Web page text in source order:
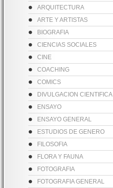
ARQUITECTURA
ARTE Y ARTISTAS
BIOGRAFIA
CIENCIAS SOCIALES
CINE
COACHING
COMICS
DIVULGACION CIENTIFICA
ENSAYO
ENSAYO GENERAL
ESTUDIOS DE GENERO
FILOSOFIA
FLORA Y FAUNA
FOTOGRAFIA
FOTOGRAFIA GENERAL